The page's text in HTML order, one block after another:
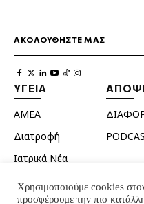
ΑΚΟΛΟΥΘΗΣΤΕ ΜΑΣ
ΥΓΕΙΑ
ΑΜΕΑ
Διατροφή
Ιατρικά Νέα
Χρησιμοποιούμε cookies
προσφέρουμε την πιο